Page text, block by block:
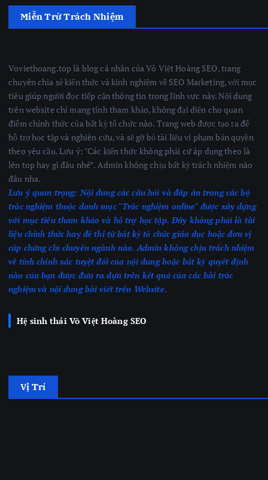
Miễn Trừ Trách Nhiệm
Voviethoang.top là blog cá nhân của Võ Việt Hoàng SEO, trang
chuyên chia sẻ kiến thức và kinh nghiệm về SEO Marketing, với mục
tiêu giúp người đọc tiếp cận thông tin trong lĩnh vực này. Nội dung
trên website chỉ mang tính tham khảo, không đại diện cho quan
điểm chính thức của bất kỳ tổ chức nào. Trang web được tạo ra để
hỗ trợ học tập và nghiên cứu, và sẽ gỡ bỏ tài liệu vi phạm bản quyền
theo yêu cầu. Lưu ý: "Các kiến thức không phải cứ áp dụng theo là
lên top hay gì đâu nhé”. Admin không chịu bất kỳ trách nhiệm nào
đâu nha.
Lưu ý quan trọng: Nội dung các câu hỏi và đáp án trong các bộ
trắc nghiệm thuộc danh mục "Trắc nghiệm online" được xây dựng
với mục tiêu tham khảo và hỗ trợ học tập. Đây không phải là tài
liệu chính thức hay đề thi từ bất kỳ tổ chức giáo dục hoặc đơn vị
cấp chứng chỉ chuyên ngành nào. Admin không chịu trách nhiệm
về tính chính xác tuyệt đối của nội dung hoặc bất kỳ quyết định
nào của bạn được đưa ra dựa trên kết quả của các bài trắc
nghiệmvà nội dung bài viết trên Website.
Hệ sinh thái Võ Việt Hoàng SEO
Vị Trí